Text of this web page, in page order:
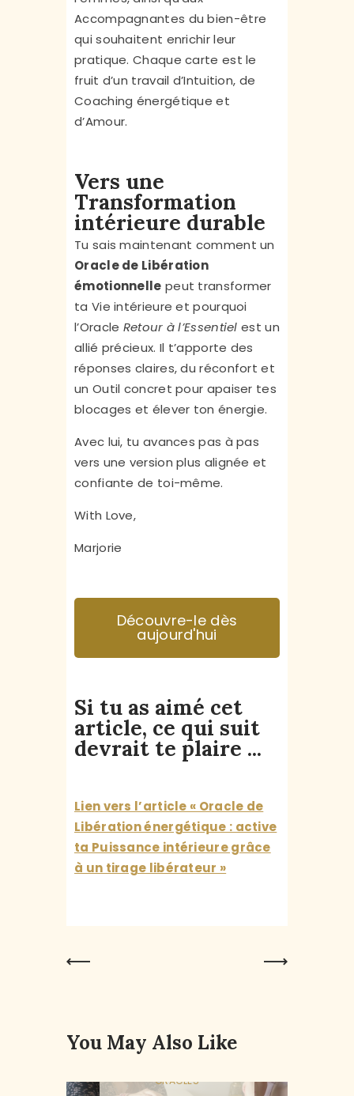
Accompagnantes du bien-être
qui souhaitent enrichir leur
pratique. Chaque carte est le
fruit d’un travail d’Intuition, de
Coaching énergétique et
d’Amour.
Vers une
Transformation
intérieure durable
Tu sais maintenant comment un
Oracle de Libération
émotionnelle peut transformer
ta Vie intérieure et pourquoi
l’Oracle Retour à l’Essentiel est un
allié précieux. Il t’apporte des
réponses claires, du réconfort et
un Outil concret pour apaiser tes
blocages et élever ton énergie.
Avec lui, tu avances pas à pas
vers une version plus alignée et
confiante de toi-même.
With Love,
Marjorie
Découvre-le dès
aujourd'hui
Si tu as aimé cet
article, ce qui suit
devrait te plaire ...
Lien vers l’article « Oracle de
Libération énergétique : active
ta Puissance intérieure grâce
à un tirage libérateur »
You May Also Like
ORACLES